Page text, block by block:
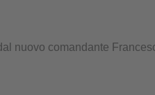
nuovo comandante